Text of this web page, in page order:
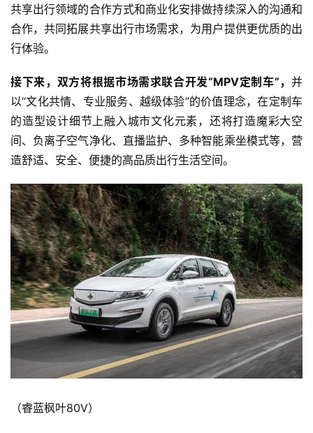
快
报
专
栏
吉
T
a
l
k
共享出行领域的合作方式和商业化安排做持续深入的沟通和
合作，共同拓展共享出行市场需求，为用户提供更优质的出
行体验。
接下来，双方将根据市场需求联合开发“MPV定制车”， 并
以“文化共情、专业服务、越级体验”的价值理念，在定制车
的造型设计细节上融入城市文化元素，还将打造魔彩大空
间、负离子空气净化、直播监护、多种智能乘坐模式等，营
造舒适、安全、便捷的高品质出行生活空间。
（睿蓝枫叶80V）